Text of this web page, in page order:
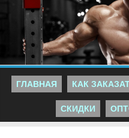
ГЛАВНАЯ КАК
СКИДКИ